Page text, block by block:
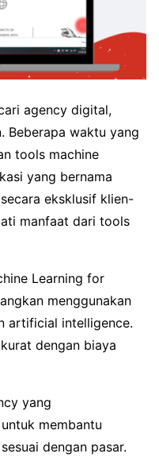
agency digital,
Beberapa waktu yang
tools machine
yang bernama
eksklusif klien-
manfaat dari tools
Learning for
menggunakan
artificial intelligence.
dengan biaya
yang
membantu
dengan pasar.